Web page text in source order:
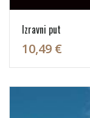
Izravni put
10,49 €